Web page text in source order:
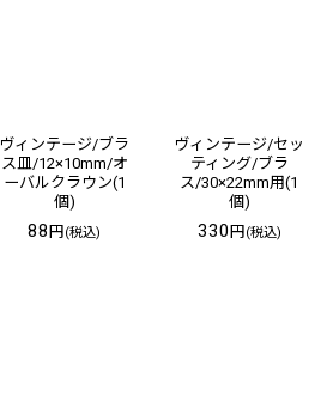
ヴィンテージ/ブラ
ス皿/12×10mm/オ
ーバルクラウン(1
個)
88円 (税込)
ヴィンテージ/セッ
ティング/ブラ
ス/30×22mm用(1
個)
330 円 (税込)